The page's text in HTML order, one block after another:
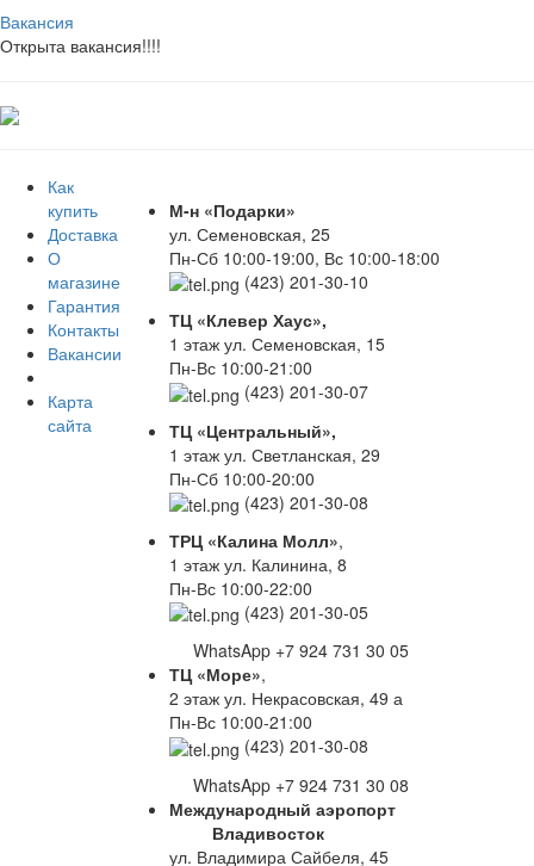
Вакансия
Открыта вакансия!!!!
Как
купить
Доставка
О
магазине
Гарантия
Контакты
Вакансии
Карта
сайта
М-н «Подарки»
ул. Семеновская, 25
Пн-Сб 10:00-19:00, Вс 10:00-18:00
(423) 201-30-10
ТЦ «Клевер Хаус»,
1 этаж ул. Семеновская, 15
Пн-Вс 10:00-21:00
(423) 201-30-07
ТЦ «Центральный»,
1 этаж ул. Светланская, 29
Пн-Сб 10:00-20:00
(423) 201-30-08
ТРЦ «Калина Молл»,
1 этаж ул. Калинина, 8
Пн-Вс 10:00-22:00
(423) 201-30-05
WhatsApp +7 924 731 30 05
ТЦ «Море»,
2 этаж ул. Некрасовская, 49 а
Пн-Вс 10:00-21:00
(423) 201-30-08
WhatsApp +7 924 731 30 08
Международный аэропорт
Владивосток
ул. Владимира Сайбеля, 45